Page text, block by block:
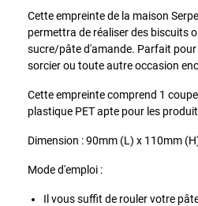
Cette empreinte de la maison
permettra de réaliser des biscuits
sucre/pâte d'amande. Parfait pour
sorcier ou toute autre occasion
Cette empreinte comprend 1
plastique PET apte pour les
Dimension : 90mm (L) x 110mm
Mode d'emploi :
Il vous suffit de rouler votre